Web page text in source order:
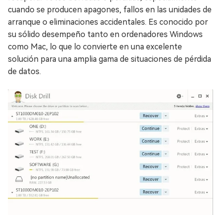
cuando se producen apagones, fallos en las unidades de
arranque o eliminaciones accidentales. Es conocido por
su sólido desempeño tanto en ordenadores Windows
como Mac, lo que lo convierte en una excelente
solución para una amplia gama de situaciones de pérdida
de datos.